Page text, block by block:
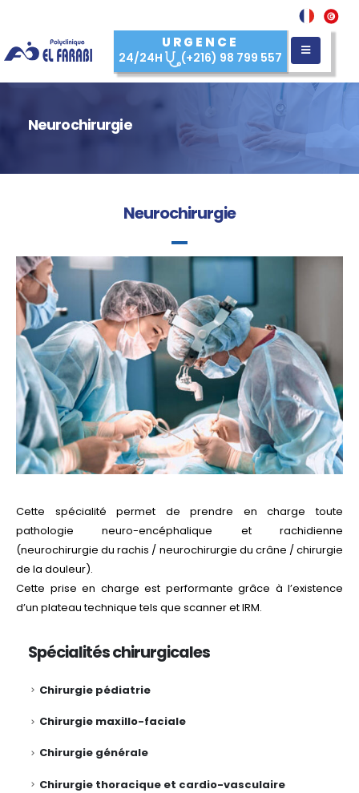
URGENCE
24/24H (+216) 98 799 557
Neurochirurgie
Neurochirurgie
Cette spécialité permet de prendre en charge toute
pathologie neuro-encéphalique et rachidienne
(neurochirurgie du rachis / neurochirurgie du crâne / chirurgie
de la douleur).
Cette prise en charge est performante grâce à l’existence
d’un plateau technique tels que scanner et IRM.
Spécialités chirurgicales
Chirurgie pédiatrie
Chirurgie maxillo-faciale
Chirurgie générale
Chirurgie thoracique et cardio-vasculaire